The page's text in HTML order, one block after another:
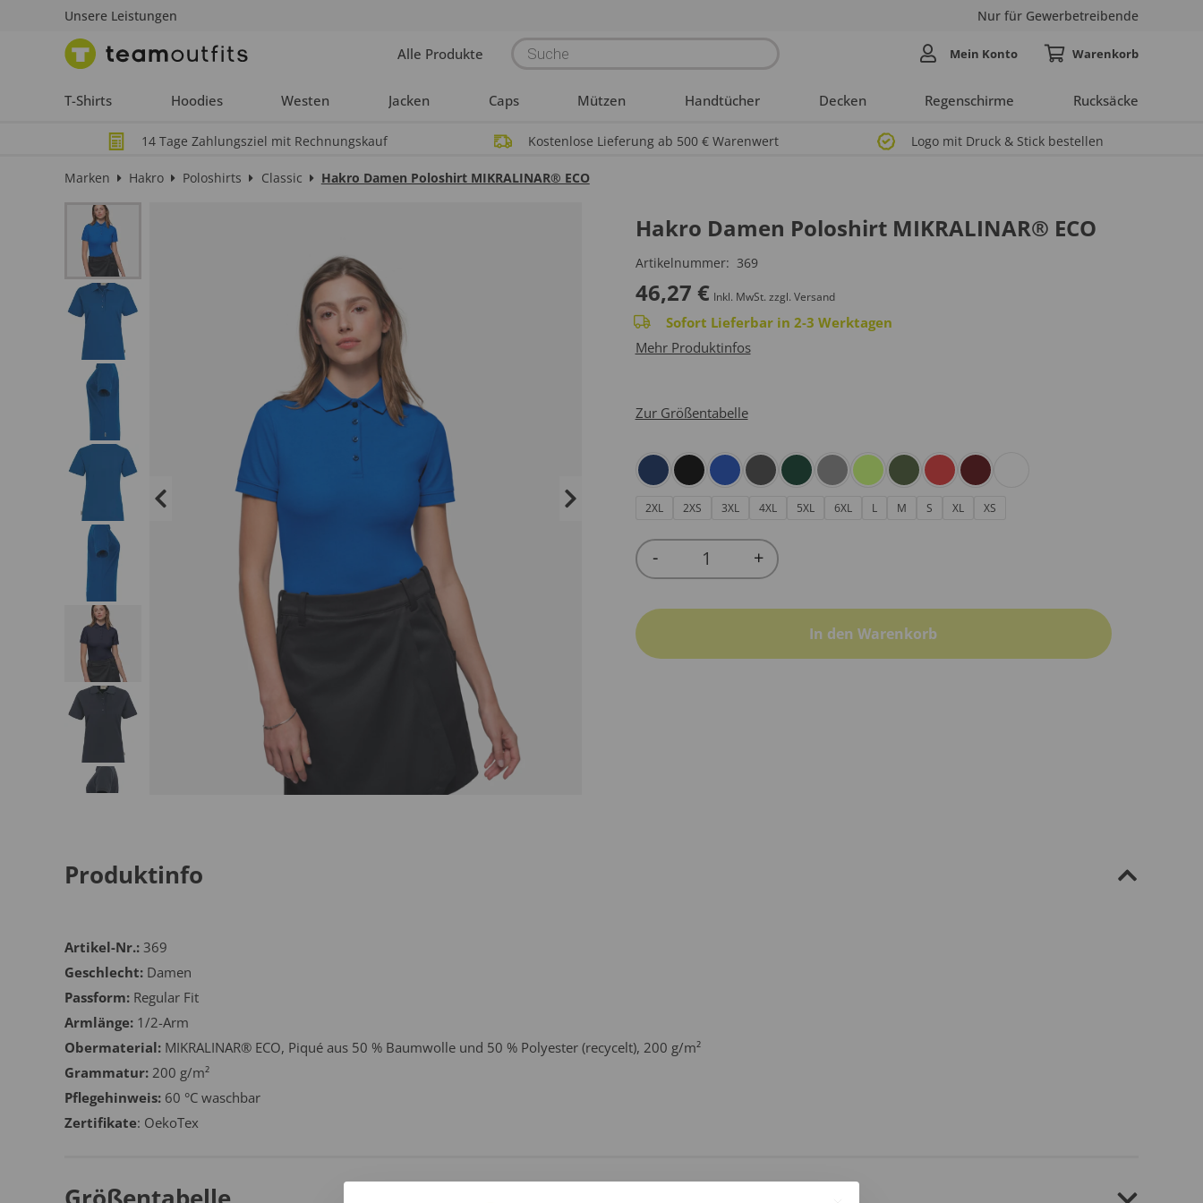
Unsere Leistungen Nur für Gewerbetreibende
Alle Produkte Products
search
T-Shirts Hoodies Westen Jacken Caps Mützen Handtücher Decken Regenschirme Rucksäcke
Mein Konto
14 Tage Zahlungsziel mit Rechnungskauf Kostenlose Lieferung ab 500 € Warenwert Logo mit Druck & Stick bestellen
Marken Hakro Poloshirts Classic Hakro Damen Poloshirt MIKRALINAR® ECO
Hakro Damen Poloshirt MIKRALINAR® ECO
Artikelnummer: 369
46,27 € Inkl. MwSt. zzgl. Versand
Sofort Lieferbar in 2-3 Werktagen
Mehr Produktinfos
Zur Größentabelle
2XL 2XS 3XL 4XL 5XL 6XL L M S XL XS
Quantity
- +
In den Warenkorb
Produktinfo
Artikel-Nr.: 369
Geschlecht: Damen
Passform: Regular Fit
Armlänge: 1/2-Arm
Obermaterial: MIKRALINAR® ECO, Piqué aus 50 % Baumwolle und 50 % Polyester (recycelt), 200 g/m²
Grammatur: 200 g/m²
Pflegehinweis: 60 °C waschbar
Zertifikate: OekoTex